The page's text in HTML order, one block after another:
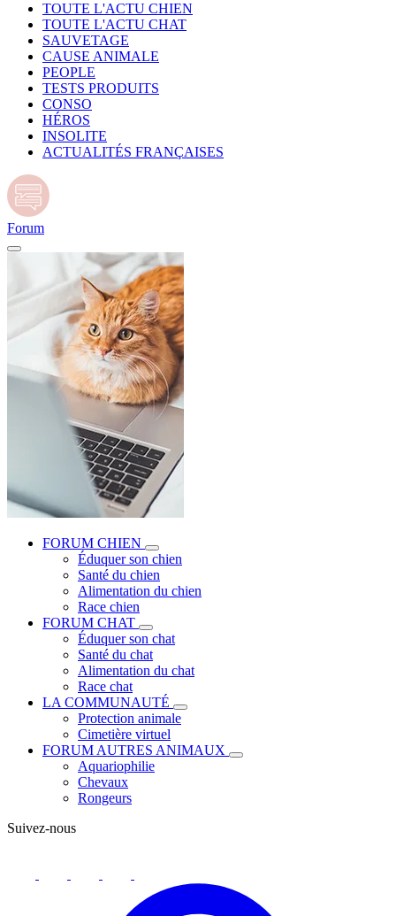
TOUTE L'ACTU CHIEN
TOUTE L'ACTU CHAT
SAUVETAGE
CAUSE ANIMALE
PEOPLE
TESTS PRODUITS
CONSO
HÉROS
INSOLITE
ACTUALITÉS FRANÇAISES
Forum
FORUM CHIEN
Éduquer son chien
Santé du chien
Alimentation du chien
Race chien
FORUM CHAT
Éduquer son chat
Santé du chat
Alimentation du chat
Race chat
LA COMMUNAUTÉ
Protection animale
Cimetière virtuel
FORUM AUTRES ANIMAUX
Aquariophilie
Chevaux
Rongeurs
Suivez-nous